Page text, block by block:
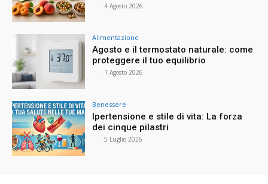
- 4 Agosto 2026
Alimentazione
Agosto e il termostato naturale: come
proteggere il tuo equilibrio
- 1 Agosto 2026
Benessere
Ipertensione e stile di vita: La forza
dei cinque pilastri
- 5 Luglio 2026